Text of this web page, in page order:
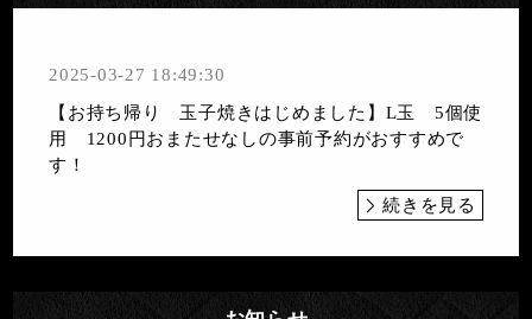
2025-03-27 18:49:30
【お持ち帰り 玉子焼きはじめました】L玉 5個使
用 1200円おまたせなしの事前予約がおすすめで
す！
続きを見る